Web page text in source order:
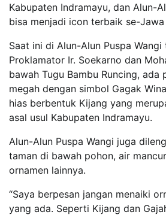
Kabupaten Indramayu, dan Alun-
bisa menjadi icon terbaik se-Jawa
Saat ini di Alun-Alun Puspa
Proklamator Ir. Soekarno dan
bawah Tugu Bambu Runcing, ada
megah dengan simbol Gagak
hias berbentuk Kijang yang
asal usul Kabupaten Indramayu.
Alun-Alun Puspa Wangi juga
taman di bawah pohon, air
ornamen lainnya.
“Saya berpesan jangan menaiki
yang ada. Seperti Kijang dan